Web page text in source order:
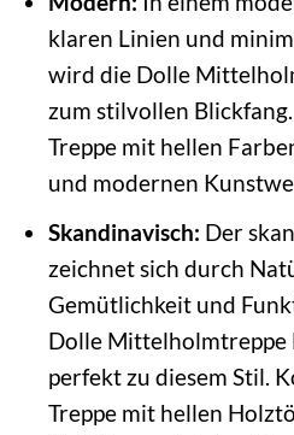
klaren Linien und
wird die Dolle
zum stilvollen
Treppe mit hellen
und modernen
Skandinavisch: Der
zeichnet sich durch
Gemütlichkeit und
Dolle Mittelholmtreppe
perfekt zu diesem Stil.
Treppe mit hellen